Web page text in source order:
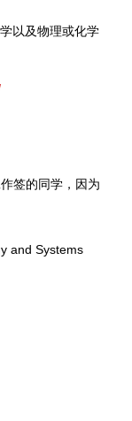
以及物理或化学
签的同学，因为
and Systems